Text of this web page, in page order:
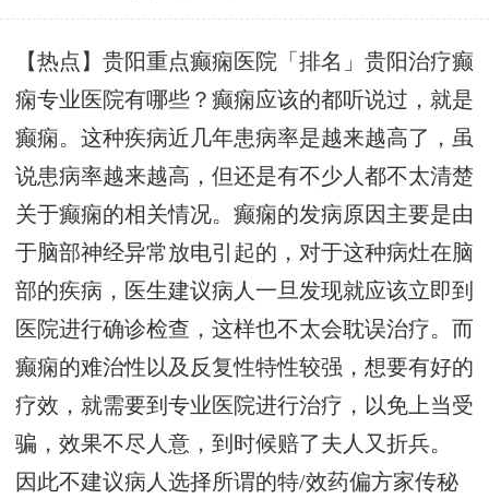
【热点】贵阳重点癫痫医院「排名」贵阳治疗癫
痫专业医院有哪些？癫痫应该的都听说过，就是
癫痫。这种疾病近几年患病率是越来越高了，虽
说患病率越来越高，但还是有不少人都不太清楚
关于癫痫的相关情况。癫痫的发病原因主要是由
于脑部神经异常放电引起的，对于这种病灶在脑
部的疾病，医生建议病人一旦发现就应该立即到
医院进行确诊检查，这样也不太会耽误治疗。而
癫痫的难治性以及反复性特性较强，想要有好的
疗效，就需要到专业医院进行治疗，以免上当受
骗，效果不尽人意，到时候赔了夫人又折兵。
因此不建议病人选择所谓的特/效药偏方家传秘